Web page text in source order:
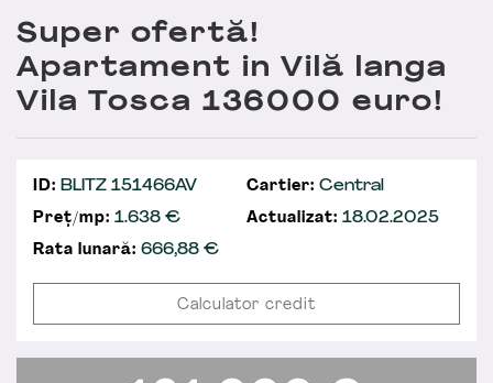
Super ofertă!
Apartament in Vilă langa
Vila Tosca 136000 euro!
ID: BLITZ 151466AV Cartier: Central
Preț/mp: 1.638 € Actualizat: 18.02.2025
Rata lunară: 666,88€
Calculator credit